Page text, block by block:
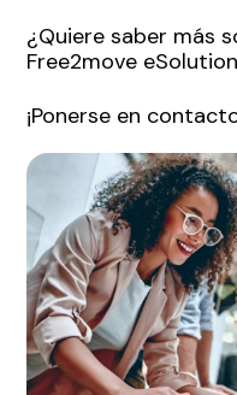
¿Quiere saber más
Free2move
¡Ponerse en